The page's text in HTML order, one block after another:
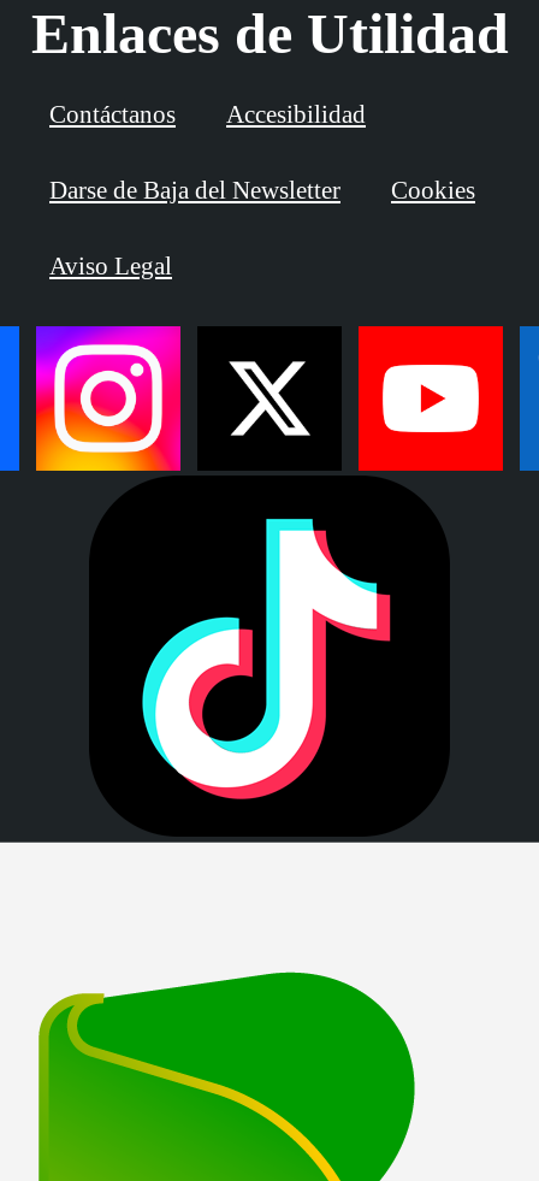
Enlaces de Utilidad
Contáctanos Accesibilidad
Darse de Baja del Newsletter Cookies
Aviso Legal